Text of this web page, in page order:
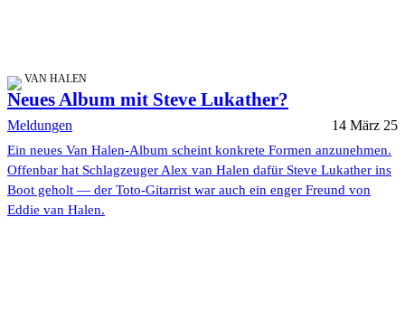
VAN HALEN
Neues Album mit Steve Lukather?
Meldungen 14 März 25
Ein neues Van Halen-Album scheint konkrete Formen anzunehmen.
Offenbar hat Schlagzeuger Alex van Halen dafür Steve Lukather ins
Boot geholt — der Toto-Gitarrist war auch ein enger Freund von
Eddie van Halen.